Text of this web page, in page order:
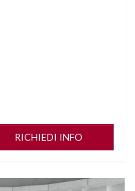
RICHIEDI INFO